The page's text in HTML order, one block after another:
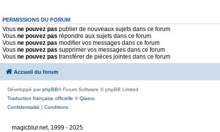
PERMISSIONS DU FORUM
Vous ne pouvez pas publier de nouveaux sujets dans ce forum
Vous ne pouvez pas répondre aux sujets dans ce forum
Vous ne pouvez pas modifier vos messages dans ce forum
Vous ne pouvez pas supprimer vos messages dans ce forum
Vous ne pouvez pas transférer de pièces jointes dans ce forum
Accueil du forum
Développé parphpBB® Forum Software © phpBB Limited
Traduction française officielle ©Qiaeru
Confidentialité | Conditions
magicblur.net, 1999 - 2025